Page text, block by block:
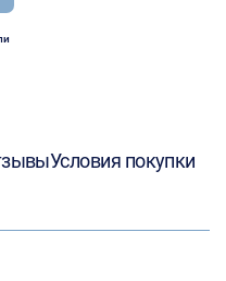
Условия покупки